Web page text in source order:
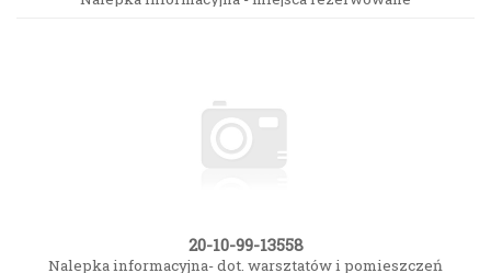
20-10-99-13558
Nalepka informacyjna- dot. warsztatów i pomieszczeń